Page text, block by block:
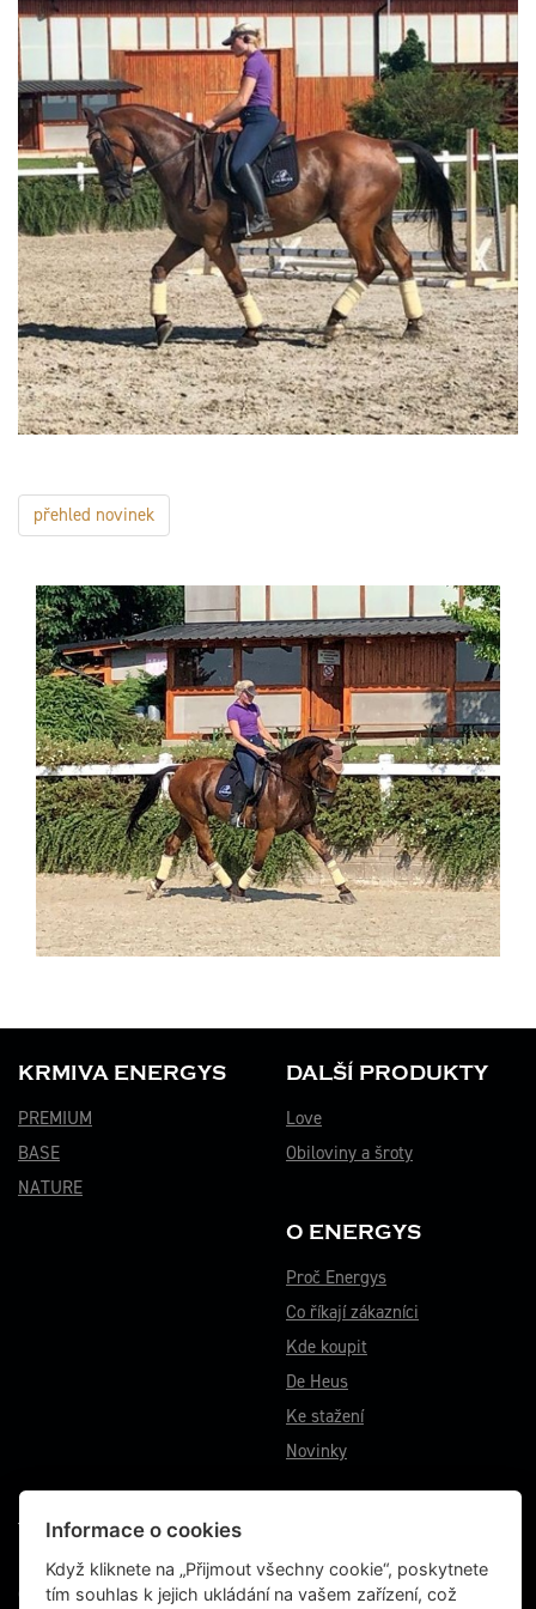
přehled novinek
KRMIVA ENERGYS
PREMIUM
BASE
NATURE
DALŠÍ PRODUKTY
Love
Obiloviny a šroty
O ENERGYS
Proč Energys
Co říkají zákazníci
Kde koupit
De Heus
Ke stažení
Novinky
VÝROBNÍ ZÁVOD BĚSTOVICE
Běstovice 115
Choceň 565 01
Informace o cookies
Když kliknete na „Přijmout všechny cookie“, poskytnete
tím souhlas k jejich ukládání na vašem zařízení, což